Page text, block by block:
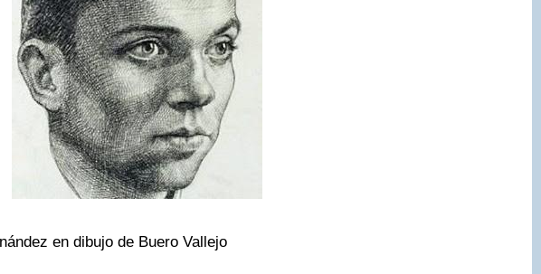
en dibujo de Buero Vallejo